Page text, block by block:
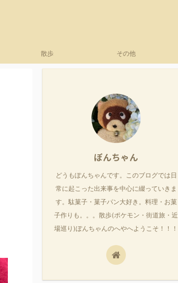
散歩 その他
ぽんちゃん
どうもぽんちゃんです。このブログでは日
常に起こった出来事を中心に綴っていきま
す。駄菓子・菓子パン大好き。料理・お菓
子作りも。。。散歩(ポケモン・街道旅・近
場巡り)ぽんちゃんのへやへようこそ！！！